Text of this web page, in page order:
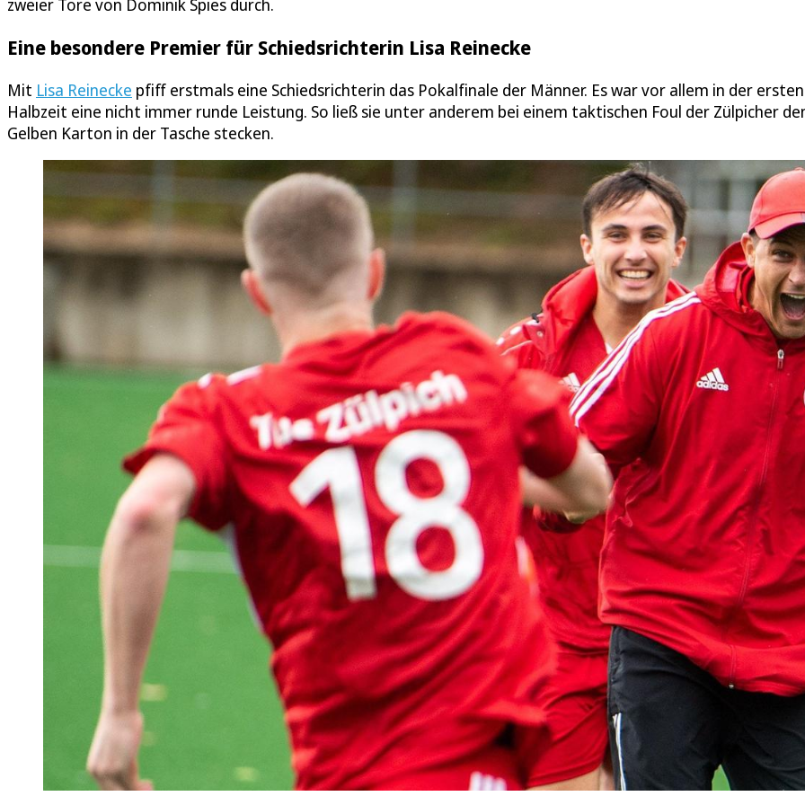
zweier Tore von Dominik Spies durch.
Eine besondere Premier für Schiedsrichterin Lisa Reinecke
Mit Lisa Reinecke pfiff erstmals eine Schiedsrichterin das Pokalfinale der Männer. Es war vor allem in der ersten
Halbzeit eine nicht immer runde Leistung. So ließ sie unter anderem bei einem taktischen Foul der Zülpicher
Gelben Karton in der Tasche stecken.